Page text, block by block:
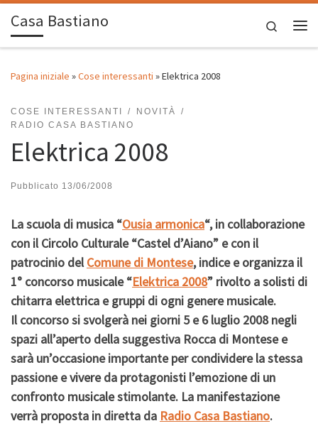
Passa al contenuto
Casa Bastiano
Search
Pagina iniziale »Cose interessanti »Elektrica 2008
COSE INTERESSANTI
NOVITÀ
RADIO CASA BASTIANO
Elektrica 2008
Pubblicato 13/06/2008
La scuola di musica “Ousia armonica“, in collaborazione
con il Circolo Culturale “Castel d’Aiano” e con il
patrocinio delComune di Montese, indice e organizza il
1° concorso musicale “Elektrica 2008” rivolto a solisti di
chitarra elettrica e gruppi di ogni genere musicale.
Il concorso si svolgerà nei giorni 5 e 6 luglio 2008 negli
spazi all’aperto della suggestiva Rocca di Montese e
sarà un’occasione importante per condividere la stessa
passione e vivere da protagonisti l’emozione di un
confronto musicale stimolante. La manifestazione
verrà proposta in diretta da Radio Casa Bastiano.